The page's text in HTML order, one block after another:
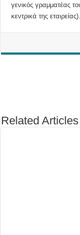
γενικός γραμματέας
κεντρικά της εταιρείας).
Related Articles